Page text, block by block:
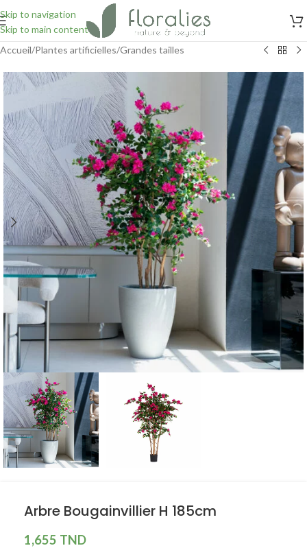
Skip to navigation
Skip to main content
Accueil/Plantes artificielles/Grandes tailles
Arbre Bougainvillier H 185cm
1,655 TND